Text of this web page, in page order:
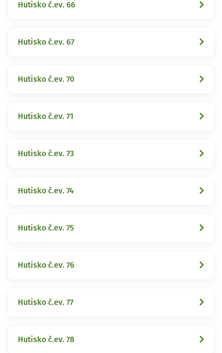
Hutisko č.ev. 66
Hutisko č.ev. 67
Hutisko č.ev. 70
Hutisko č.ev. 71
Hutisko č.ev. 73
Hutisko č.ev. 74
Hutisko č.ev. 75
Hutisko č.ev. 76
Hutisko č.ev. 77
Hutisko č.ev. 78